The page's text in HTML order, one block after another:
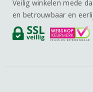
Veilig winkelen mede
en betrouwbaar en